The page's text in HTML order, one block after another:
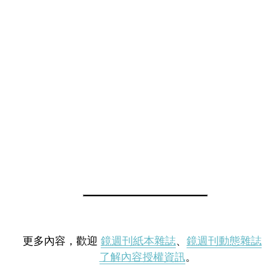
更多內容，歡迎 鏡週刊紙本雜誌、 鏡週刊動態雜誌
了解內容授權資訊。